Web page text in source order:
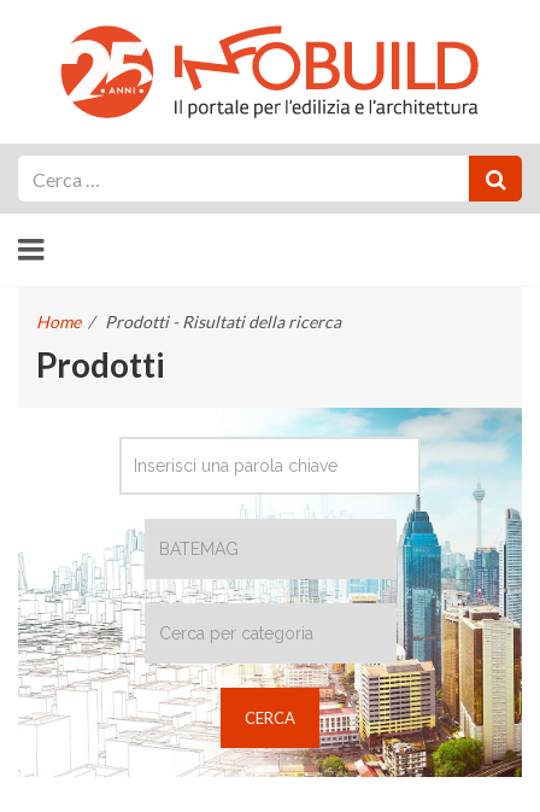
Home / Prodotti - Risultati della ricerca
Prodotti